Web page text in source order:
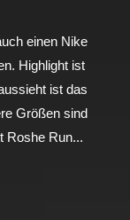
einen Nike
Highlight ist
ist das
Größen sind
Roshe Run...